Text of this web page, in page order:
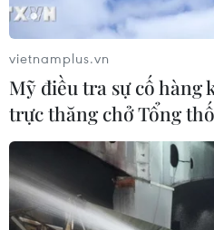
Chiều hướng của
Quốc trong năm 2022
02/02/2022 13:39
Quan hệ giữa Mỹ và Trung
vietnamplus.vn
Mỹ điều tra sự cố hàng
trực thăng chở Tổng